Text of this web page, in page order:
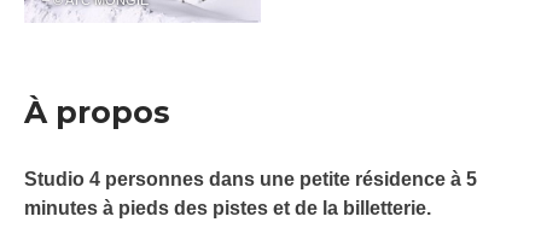
À propos
Studio 4 personnes dans une petite résidence à 5
minutes à pieds des pistes et de la billetterie.